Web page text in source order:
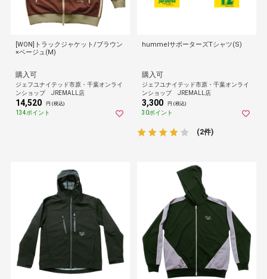
[WON]トラックジャケット/ブラウン
×ベージュ(M)
購入可
ジェフユナイテッド市原・千葉オンライ
ンショップ JREMALL店
14,520 円 (税込)
134ポイント
hummelサポーターズTシャツ(S)
購入可
ジェフユナイテッド市原・千葉オンライ
ンショップ JREMALL店
3,300 円 (税込)
30ポイント
(2件)